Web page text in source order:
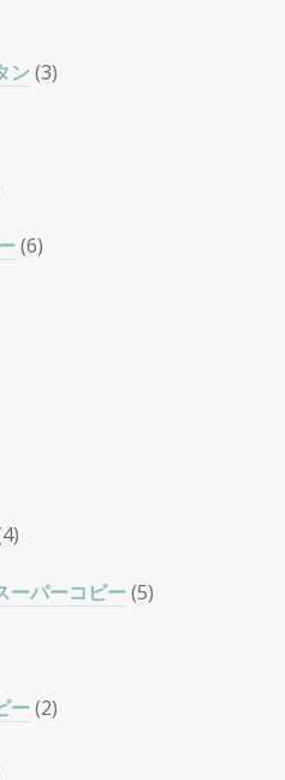
ン (3)
(6)
ーパーコピー(5)
ー(2)